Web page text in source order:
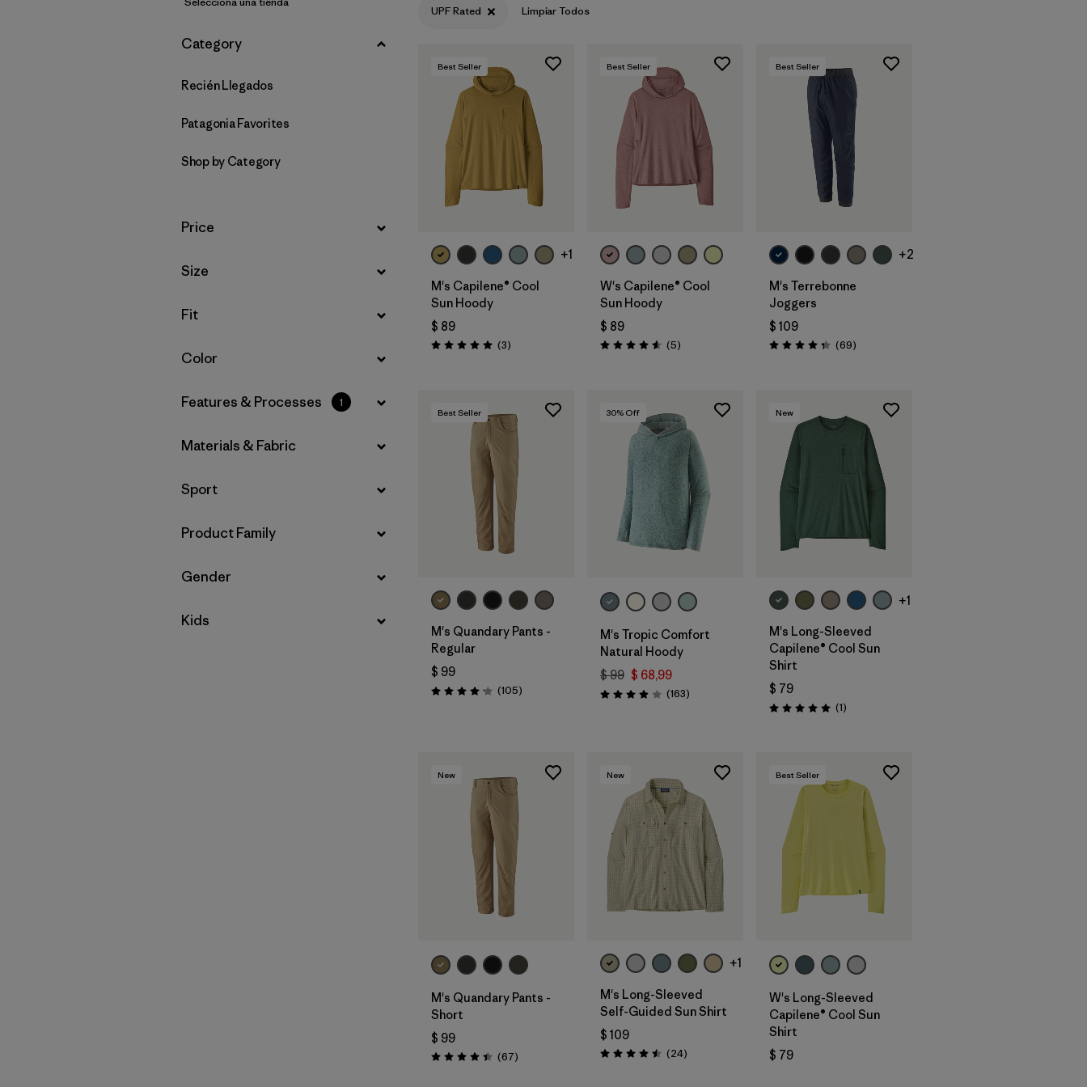
Filtrar por
Materials & Fabric
Product Family
Filtrar por
Category
Recién Llegados
Patagonia Favorites
Shop by Category
Filtrar por
Price
Filtrar por
Size
Filtrar por
Fit
Filtrar por
Color
Filtrar por
Features & Processes 1
Filtrar por
Materials & Fabric
Filtrar por
Sport
Filtrar por
Product Family
Filtrar por
Gender
Filtrar por
Kids
UPF Rated Limpiar Todos
Best Seller
+1
M's Capilene® Cool
Sun Hoody
$ 89
Valoración: 5.0 / 5
(3Comentarios
)
Best Seller
W's Capilene® Cool
Sun Hoody
$ 89
Valoración: 4.6 / 5
(5Comentarios
)
Best Seller
+2
M's Terrebonne
Joggers
$ 109
Valoración: 4.3 / 5
(69Comentarios
)
Best Seller
M's Quandary Pants -
Regular
$ 99
Valoración: 4.2 / 5
(105Comentarios
)
30% Off
M's Tropic Comfort
Natural Hoody
$ 99 $ 68,99
Valoración: 3.9 / 5
(163Comentarios
)
New
+1
M's Long-Sleeved
Capilene® Cool Sun
Shirt
$ 79
Valoración: 5.0 / 5
(1Comentarios
)
New
M's Quandary Pants -
Short
$ 99
Valoración: 4.4 / 5
(67Comentarios
)
New
+1
M's Long-Sleeved
Self-Guided Sun Shirt
$ 109
Valoración: 4.5 / 5
(24Comentarios
)
Best Seller
W's Long-Sleeved
Capilene® Cool Sun
Shirt
$ 79